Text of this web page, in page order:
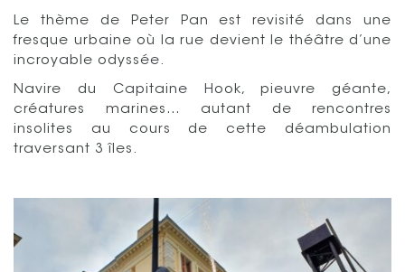
Le thème de Peter Pan est revisité dans une
fresque urbaine où la rue devient le théâtre d’une
incroyable odyssée.
Navire du Capitaine Hook, pieuvre géante,
créatures marines… autant de rencontres
insolites au cours de cette déambulation
traversant 3 îles.